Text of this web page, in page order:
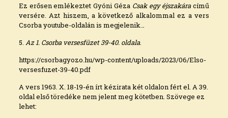
Ez erősen emlékeztet Gyóni Géza Csak egy éjszakáracímű
versére. Azt hiszem, a következő alkalommal ez a vers
Csorba youtube-oldalán is megjelenik…
5. Az 1. Csorba versesfüzet 39-40. oldala.
https://csorbagyozo.hu/wp-content/uploads/2023/06/Elso-
versesfuzet-39-40.pdf
A vers 1963. X. 18-19-én írt kézirata két oldalon fért el. A 39.
oldal első töredéke nem jelent meg kötetben. Szövege ez
lehet: